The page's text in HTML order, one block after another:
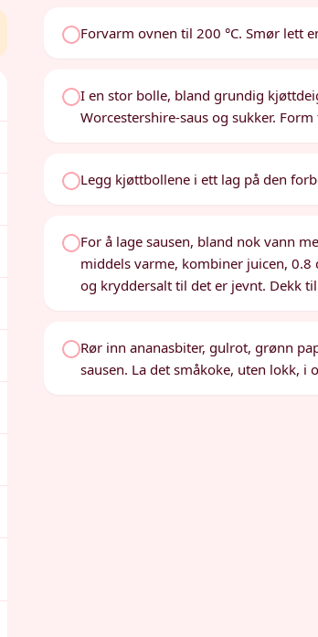
Forvarm ovnen til 200 °C. Smør lett
I en stor bolle, bland grundig
Worcestershire-saus og sukker.
Legg kjøttbollene i ett lag på den
For å lage sausen, bland nok vann
middels varme, kombiner juicen,
og kryddersalt til det er jevnt. Dekk
Rør inn ananasbiter, gulrot, grønn
sausen. La det småkoke, uten lokk,